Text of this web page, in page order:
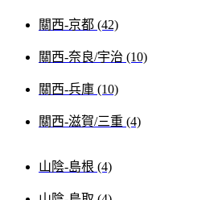
關西-京都 (42)
關西-奈良/宇治 (10)
關西-兵庫 (10)
關西-滋賀/三重 (4)
山陰-島根 (4)